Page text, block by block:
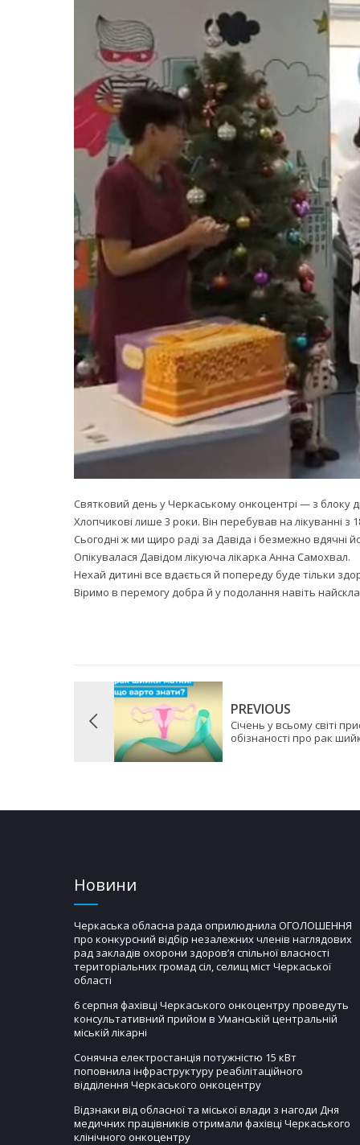
Святковий день у Черкаському онкоцентрі — з блоку
Хлопчикові лише 3 роки. Він перебував на лікуванні з
Сьогодні ж ми щиро раді за Давіда і безмежно вдячні
Опікувалася Давідом лікуюча лікарка Анна Самохвал.
Нехай дитині все вдається й попереду буде тільки
Віримо в перемогу добра й у подолання навіть
PREVIOUS
Січень у всьому світі
обізнаності про рак
Новини
Черкаська обласна рада оприлюднила ОГОЛОШЕННЯ
про конкурсний відбір незалежних членів наглядових
рад закладів охорони здоров’я спільної власності
територіальних громад сіл, селищ міст Черкаської
області
6 серпня фахівці Черкаського онкоцентру проведуть
консультативний прийом в Уманській центральній
міській лікарні
Сонячна електростанція потужністю 15 кВт
поповнила інфраструктуру реабілітаційного
відділення Черкаського онкоцентру
Відзнаки від обласної та міської влади з нагоди Дня
медичних працівників отримали фахівці Черкаського
клінічного онкоцентру